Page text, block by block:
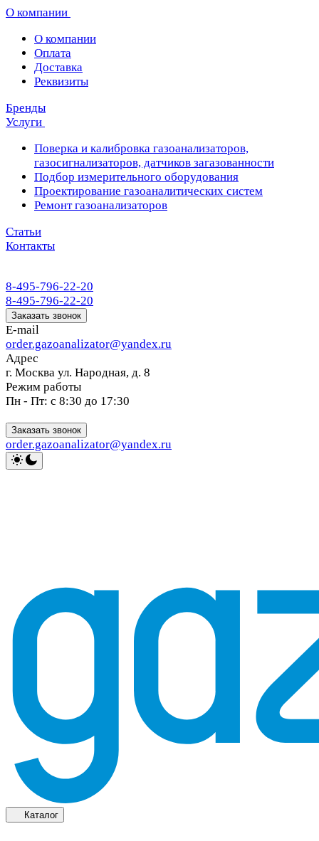
О компании
О компании
Оплата
Доставка
Реквизиты
Бренды
Услуги
Поверка и калибровка газоанализаторов,
газосигнализаторов, датчиков загазованности
Подбор измерительного оборудования
Проектирование газоаналитических систем
Ремонт газоанализаторов
Статьи
Контакты
8-495-796-22-20
8-495-796-22-20
Заказать звонок
E-mail
order.gazoanalizator@yandex.ru
Адрес
г. Москва ул. Народная, д. 8
Режим работы
Пн - Пт: с 8:30 до 17:30
Заказать звонок
order.gazoanalizator@yandex.ru
Каталог